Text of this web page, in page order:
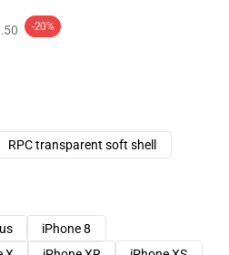
-20%
RPC transparent soft shell
iPhone 8